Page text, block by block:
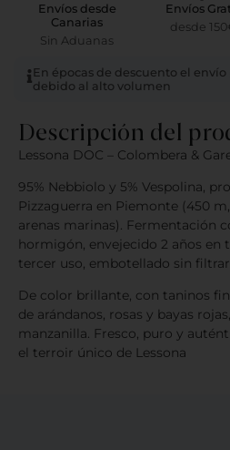
Envíos desde
Canarias
Sin Aduanas
Envíos
desde
En épocas de descuento el
debido al alto volumen
Descripción del
Lessona DOC – Colombera &
95% Nebbiolo y 5% Vespolina,
Pizzaguerra en Piemonte (450
arenas marinas). Fermentación
hormigón, envejecido 2 años en
tercer uso, embotellado sin
De color brillante, con taninos
de arándanos, rosas y bayas
manzanilla. Fresco, puro y
el terroir único de Lessona